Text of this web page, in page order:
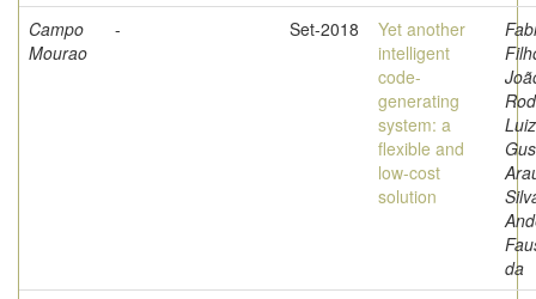
Campo
Mourao
- Set-2018
Yet another
intelligent
code-
generating
system: a
flexible and
low-cost
solution
Luiz
da